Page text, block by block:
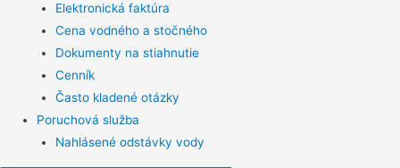
Elektronická faktúra
Cena vodného a stočného
Dokumenty na stiahnutie
Cenník
Často kladené otázky
Poruchová služba
Nahlásené odstávky vody